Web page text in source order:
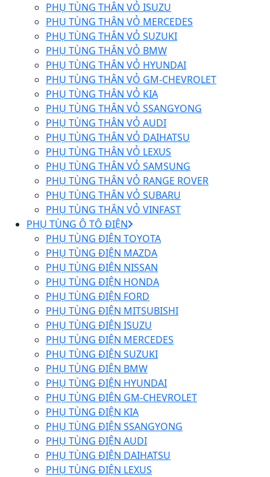
PHỤ TÙNG THÂN VỎ ISUZU
PHỤ TÙNG THÂN VỎ MERCEDES
PHỤ TÙNG THÂN VỎ SUZUKI
PHỤ TÙNG THÂN VỎ BMW
PHỤ TÙNG THÂN VỎ HYUNDAI
PHỤ TÙNG THÂN VỎ GM-CHEVROLET
PHỤ TÙNG THÂN VỎ KIA
PHỤ TÙNG THÂN VỎ SSANGYONG
PHỤ TÙNG THÂN VỎ AUDI
PHỤ TÙNG THÂN VỎ DAIHATSU
PHỤ TÙNG THÂN VỎ LEXUS
PHỤ TÙNG THÂN VỎ SAMSUNG
PHỤ TÙNG THÂN VỎ RANGE ROVER
PHỤ TÙNG THÂN VỎ SUBARU
PHỤ TÙNG THÂN VỎ VINFAST
PHỤ TÙNG Ô TÔ ĐIỆN
PHỤ TÙNG ĐIỆN TOYOTA
PHỤ TÙNG ĐIỆN MAZDA
PHỤ TÙNG ĐIỆN NISSAN
PHỤ TÙNG ĐIỆN HONDA
PHỤ TÙNG ĐIỆN FORD
PHỤ TÙNG ĐIỆN MITSUBISHI
PHỤ TÙNG ĐIỆN ISUZU
PHỤ TÙNG ĐIỆN MERCEDES
PHỤ TÙNG ĐIỆN SUZUKI
PHỤ TÙNG ĐIỆN BMW
PHỤ TÙNG ĐIỆN HYUNDAI
PHỤ TÙNG ĐIỆN GM-CHEVROLET
PHỤ TÙNG ĐIỆN KIA
PHỤ TÙNG ĐIỆN SSANGYONG
PHỤ TÙNG ĐIỆN AUDI
PHỤ TÙNG ĐIỆN DAIHATSU
PHỤ TÙNG ĐIỆN LEXUS